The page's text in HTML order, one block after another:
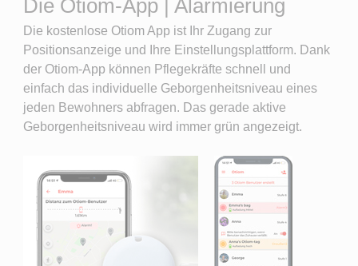
Die Otiom-App | Alarmierung
Die kostenlose Otiom App ist Ihr Zugang zur
Positionsanzeige und Ihre Einstellungsplattform. Dank
der Otiom-App können Pflegekräfte schnell und
einfach das individuelle Geborgenheitsniveau eines
jeden Bewohners abfragen. Das gerade aktive
Geborgenheitsniveau wird immer grün angezeigt.